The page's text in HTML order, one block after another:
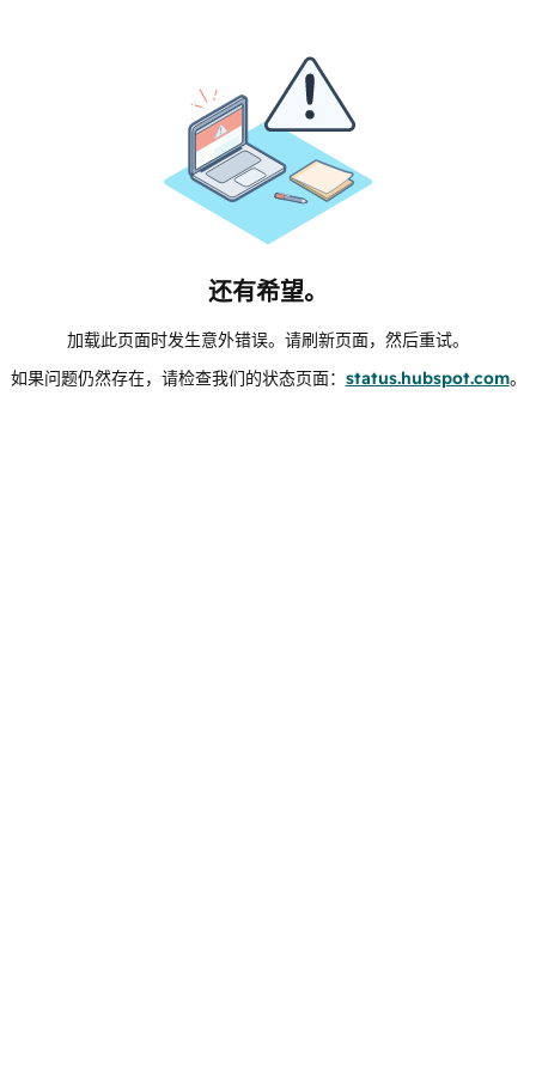
还有希望。
加载此页面时发生意外错误。请刷新页面，然后重试。
如果问题仍然存在，请检查我们的状态页面： status.hubspot.com。